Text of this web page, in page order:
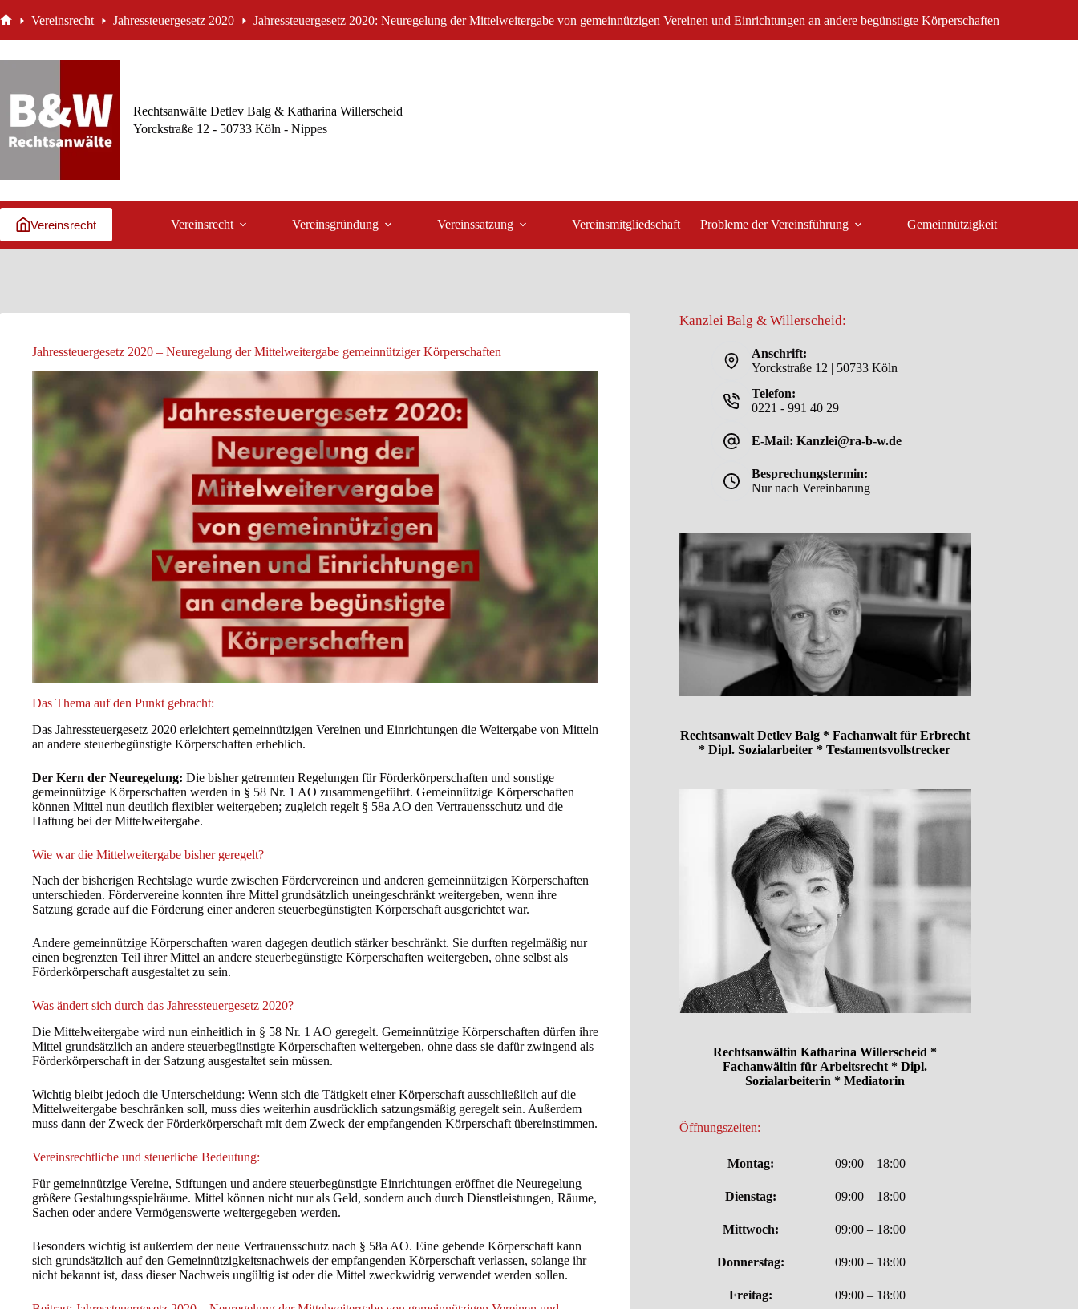
Inhalt Vereinsrecht Jahressteuergesetz 2020 Jahressteuergesetz 2020: Neuregelung der Mittelweitergabe von gemeinnützigen Vereinen und Einrichtungen an andere begünstigte Körperschaften
Rechtsanwälte Detlev Balg & Katharina Willerscheid
Yorckstraße 12 - 50733 Köln - Nippes
Vereinsrecht Vereinsrecht Vereinsgründung Vereinssatzung Vereinsmitgliedschaft Probleme der Vereinsführung Gemeinnützigkeit
Jahressteuergesetz 2020 – Neuregelung der Mittelweitergabe gemeinnütziger Körperschaften
Das Thema auf den Punkt gebracht:
Das Jahressteuergesetz 2020 erleichtert gemeinnützigen Vereinen und Einrichtungen die Weitergabe von Mitteln
an andere steuerbegünstigte Körperschaften erheblich.
Der Kern der Neuregelung: Die bisher getrennten Regelungen für Förderkörperschaften und sonstige
gemeinnützige Körperschaften werden in § 58 Nr. 1 AO zusammengeführt. Gemeinnützige Körperschaften
können Mittel nun deutlich flexibler weitergeben; zugleich regelt § 58a AO den Vertrauensschutz und die
Haftung bei der Mittelweitergabe.
Wie war die Mittelweitergabe bisher geregelt?
Nach der bisherigen Rechtslage wurde zwischen Fördervereinen und anderen gemeinnützigen Körperschaften
unterschieden. Fördervereine konnten ihre Mittel grundsätzlich uneingeschränkt weitergeben, wenn ihre
Satzung gerade auf die Förderung einer anderen steuerbegünstigten Körperschaft ausgerichtet war.
Andere gemeinnützige Körperschaften waren dagegen deutlich stärker beschränkt. Sie durften regelmäßig nur
einen begrenzten Teil ihrer Mittel an andere steuerbegünstigte Körperschaften weitergeben, ohne selbst als
Förderkörperschaft ausgestaltet zu sein.
Was ändert sich durch das Jahressteuergesetz 2020?
Die Mittelweitergabe wird nun einheitlich in § 58 Nr. 1 AO geregelt. Gemeinnützige Körperschaften dürfen ihre
Mittel grundsätzlich an andere steuerbegünstigte Körperschaften weitergeben, ohne dass sie dafür zwingend als
Förderkörperschaft in der Satzung ausgestaltet sein müssen.
Wichtig bleibt jedoch die Unterscheidung: Wenn sich die Tätigkeit einer Körperschaft ausschließlich auf die
Mittelweitergabe beschränken soll, muss dies weiterhin ausdrücklich satzungsmäßig geregelt sein. Außerdem
muss dann der Zweck der Förderkörperschaft mit dem Zweck der empfangenden Körperschaft übereinstimmen.
Vereinsrechtliche und steuerliche Bedeutung:
Für gemeinnützige Vereine, Stiftungen und andere steuerbegünstigte Einrichtungen eröffnet die Neuregelung
größere Gestaltungsspielräume. Mittel können nicht nur als Geld, sondern auch durch Dienstleistungen, Räume,
Sachen oder andere Vermögenswerte weitergegeben werden.
Besonders wichtig ist außerdem der neue Vertrauensschutz nach § 58a AO. Eine gebende Körperschaft kann
sich grundsätzlich auf den Gemeinnützigkeitsnachweis der empfangenden Körperschaft verlassen, solange ihr
nicht bekannt ist, dass dieser Nachweis ungültig ist oder die Mittel zweckwidrig verwendet werden sollen.
Kanzlei Balg & Willerscheid:
Anschrift:
Yorckstraße 12 | 50733 Köln
Telefon:
0221 - 991 40 29
E-Mail: Kanzlei@ra-b-w.de
Besprechungstermin:
Nur nach Vereinbarung
Rechtsanwalt Detlev Balg * Fachanwalt für Erbrecht
* Dipl. Sozialarbeiter * Testamentsvollstrecker
Rechtsanwältin Katharina Willerscheid *
Fachanwältin für Arbeitsrecht * Dipl.
Sozialarbeiterin * Mediatorin
Öffnungszeiten:
Montag: 09:00 – 18:00
Dienstag: 09:00 – 18:00
Mittwoch: 09:00 – 18:00
Donnerstag: 09:00 – 18:00
Freitag: 09:00 – 18:00